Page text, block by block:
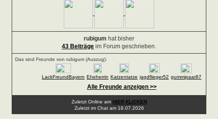
rubigum hat bisher
43 Beiträge im Forum geschrieben.
Das sind Freunde von rubigum (Auszug):
LackFreundBayern Eheherrin Katzentatze jagdflieger52 gummipaar87
Alle Freunde anzeigen >>
Zuletzt Online am HIER KLICKEN
Zuletzt im Chat am 18.07.2026